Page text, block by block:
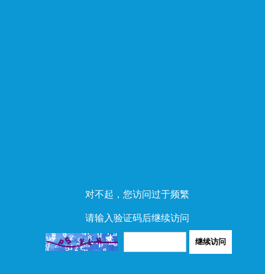
对不起，您访问过于频繁
请输入验证码后继续访问
继续访问